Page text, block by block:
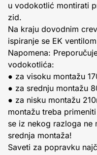
u vodokotlić montirati
zid.
Na kraju dovodnim
ispiranje se EK ventilom
Napomena:
vodokotlića:
● za visoku montažu
● za srednju montažu
● za nisku montažu
montažu treba
se iz nekog razloga ne
srednja montaža!
Saveti za popravku